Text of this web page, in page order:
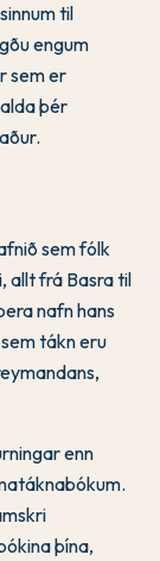
til
engum
sem er
þér
sem fólk
allt frá Basra til
nafn hans
tákn eru
enn
þína,